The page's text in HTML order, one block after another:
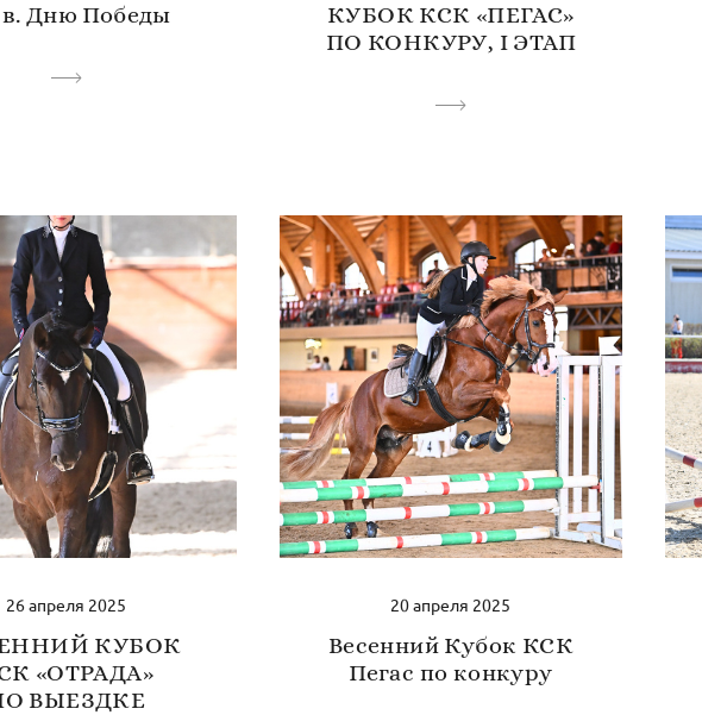
Дню Победы
КУБОК КСК «ПЕГАС»
ПО КОНКУРУ, I ЭТАП
26 апреля 2025
КУБОК
«ОТРАДА»
ВЫЕЗДКЕ
20 апреля 2025
Весенний Кубок КСК
Пегас по конкуру